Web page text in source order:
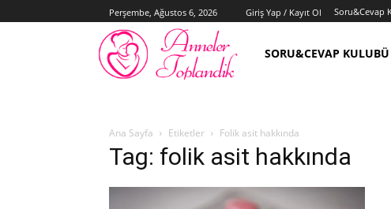
Perşembe, Ağustos 6, 2026 Giriş Yap / Kayıt Ol Soru&Cevap
SORU&CEVAP KULUBÜ
Ana Sayfa Etiketler Folik asit hakkında
Tag: folik asit hakkında